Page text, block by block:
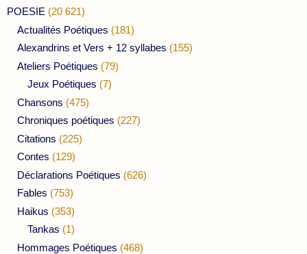
POESIE (20 621)
Actualités Poétiques (181)
Alexandrins et Vers + 12 syllabes (155)
Ateliers Poétiques (79)
Jeux Poétiques (7)
Chansons (475)
Chroniques poétiques (227)
Citations (225)
Contes (129)
Déclarations Poétiques (626)
Fables (753)
Haikus (353)
Tankas (1)
Hommages Poétiques (468)